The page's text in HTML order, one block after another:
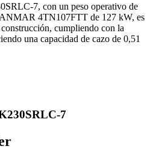
7, con un peso operativo de
4TN107FTT de 127 kW, es
cumpliendo con la
una capacidad de cazo de 0,51
7